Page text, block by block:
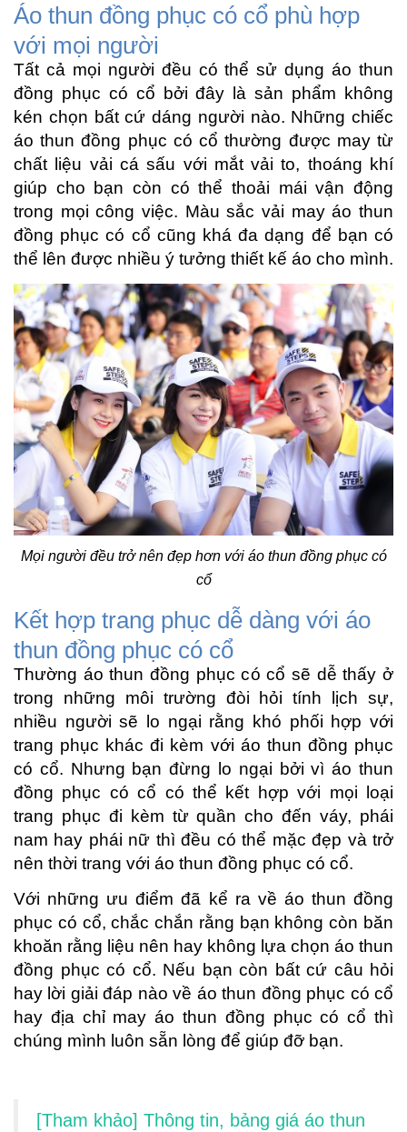
Áo thun đồng phục có cổ phù hợp
với mọi người
Tất cả mọi người đều có thể sử dụng áo thun
đồng phục có cổ bởi đây là sản phẩm không
kén chọn bất cứ dáng người nào. Những chiếc
áo thun đồng phục có cổ thường được may từ
chất liệu vải cá sấu với mắt vải to, thoáng khí
giúp cho bạn còn có thể thoải mái vận động
trong mọi công việc. Màu sắc vải may áo thun
đồng phục có cổ cũng khá đa dạng để bạn có
thể lên được nhiều ý tưởng thiết kế áo cho mình.
Mọi người đều trở nên đẹp hơn với áo thun đồng phục có
cổ
Kết hợp trang phục dễ dàng với áo
thun đồng phục có cổ
Thường áo thun đồng phục có cổ sẽ dễ thấy ở
trong những môi trường đòi hỏi tính lịch sự,
nhiều người sẽ lo ngại rằng khó phối hợp với
trang phục khác đi kèm với áo thun đồng phục
có cổ. Nhưng bạn đừng lo ngại bởi vì áo thun
đồng phục có cổ có thể kết hợp với mọi loại
trang phục đi kèm từ quần cho đến váy, phái
nam hay phái nữ thì đều có thể mặc đẹp và trở
nên thời trang với áo thun đồng phục có cổ.
Với những ưu điểm đã kể ra về áo thun đồng
phục có cổ, chắc chắn rằng bạn không còn băn
khoăn rằng liệu nên hay không lựa chọn áo thun
đồng phục có cổ. Nếu bạn còn bất cứ câu hỏi
hay lời giải đáp nào về áo thun đồng phục có cổ
hay địa chỉ may áo thun đồng phục có cổ thì
chúng mình luôn sẵn lòng để giúp đỡ bạn.
[Tham khảo] Thông tin, bảng giá áo thun